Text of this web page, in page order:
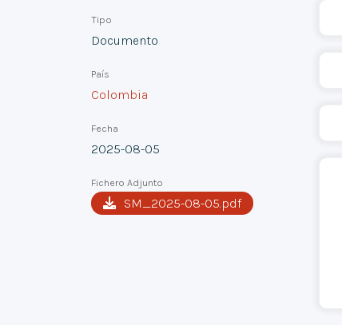
Tipo
Documento
País
Colombia
Fecha
2025-08-05
Fichero Adjunto
SM_2025-08-05.pdf